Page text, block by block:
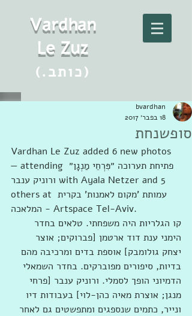
Vardhan
Le Zuz
(.כותב)
סופשנחת
bvardhan
18 בפבר׳ 2017
Vardhan Le Zuz added 6 new photos
— attending ‎פתיחת תערוכה ״פִּרְחֵי מַנְגָן״
ורוניק ענבר‎ with Ayala Netzer and 5
others at ‎‎עמותת 'מקום לאמנות' בקרית
המלאכה - Artspace Tel-Aviv‎‎.
קו הגלריות היה משפחתי. טלאים בחדר
הימני ענת דוד ארטמן [פברוקים; אוצר
יצחק גולומבק] אוספת בדים ומרכיבה מהם
בדיות, סיפורים מפוברקים. בחדר השמאלי
הדמיוני הופך לסמלי. ורוניק ענבר [פרחי
מנגן; אוצרת מאיה כהן-לוי] בעבודות דיו
ונייר, כתמים שנספגים ומתפשטים גם לאחר